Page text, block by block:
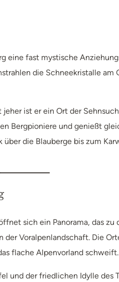
eine fast mystische
die Schneekristalle
ist er ein Ort der
Bergpioniere und genießt
die Blauberge bis zum
sich ein Panorama, das
Voralpenlandschaft. Die
flache Alpenvorland schweift.
der friedlichen Idylle des